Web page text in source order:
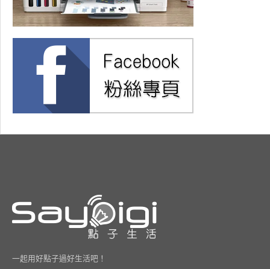
一起用好點子過好生活吧！